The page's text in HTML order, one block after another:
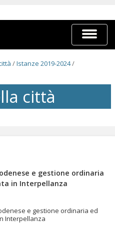
Espandi
barra
di
/Istanze 2019-2024/
città
e gestione ordinaria
in Interpellanza
e gestione ordinaria ed
Interpellanza